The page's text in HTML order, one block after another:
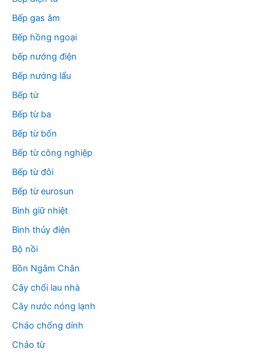
Bếp gas âm
Bếp hồng ngoại
bếp nướng điện
Bếp nướng lẩu
Bếp từ
Bếp từ ba
Bếp từ bốn
Bếp từ công nghiệp
Bếp từ đôi
Bếp từ eurosun
Bình giữ nhiệt
Bình thủy điện
Bộ nồi
Bồn Ngâm Chân
Cây chổi lau nhà
Cây nước nóng lạnh
Chảo chống dính
Chảo từ